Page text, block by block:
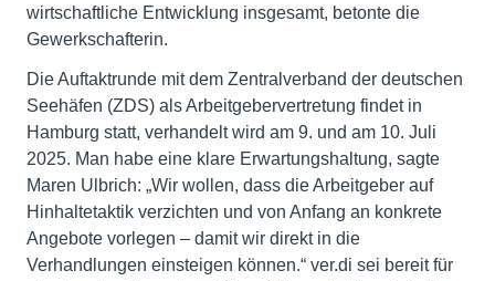
wirtschaftliche Entwicklung insgesamt, betonte die
Gewerkschafterin.
Die Auftaktrunde mit dem Zentralverband der deutschen
Seehäfen (ZDS) als Arbeitgebervertretung findet in
Hamburg statt, verhandelt wird am 9. und am 10. Juli
2025. Man habe eine klare Erwartungshaltung, sagte
Maren Ulbrich: „Wir wollen, dass die Arbeitgeber auf
Hinhaltetaktik verzichten und von Anfang an konkrete
Angebote vorlegen – damit wir direkt in die
Verhandlungen einsteigen können.“ ver.di sei bereit für